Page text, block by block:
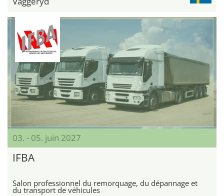
03. - 05. juin 2027
IFBA
Salon professionnel du remorquage, du dépannage et
du transport de véhicules